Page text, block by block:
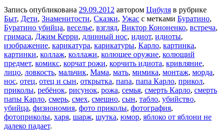
Запись опубликована 29.09.2012 автором Цибуля в рубрике
Быт, Дети, Знаменитости, Сказки, Ужас с метками Буратино,
Буратино убийца, веселье, взгляд, Виктор Кононенко, встреча,
гримаса, Джим Керри, длинный нос, идиот, идиоты,
изображение, карикатура, карикатуры, Карло, картинка,
картинки, коллаж, коллажи, колющее оружие, колющий
предмет, комикс, корчат рожи, корчить идиота, кривляние,
лицо, ловкость, мальчик, Мама, мать, мимика, монтаж, морда,
нос, отец, отец и сын, открытка, папа, папа Карло, прикол,
приколы, ребёнок, рисунок, рожа, семья, смерть Карло, смерть
папы Карло, смерь, смех, смешно, сын, табло, убийство,
убийца, физиономия, фото приколы, фотография,
фотоприколы, харя, шарж, шутка, юмор, яблоко от яблони не
далеко падает.